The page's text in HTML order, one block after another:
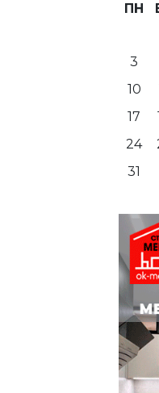
ПН
3
10
17
24
31